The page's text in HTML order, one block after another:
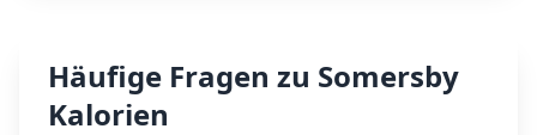
Häufige Fragen zu Somersby
Kalorien